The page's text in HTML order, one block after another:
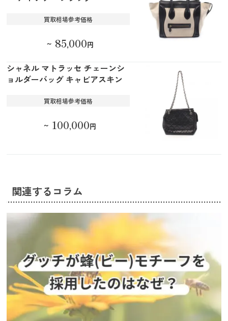
買取相場参考価格
～ 85,000円
シャネル マトラッセ チェーンシ
ョルダーバッグ キャビアスキン
買取相場参考価格
～ 100,000円
関連するコラム